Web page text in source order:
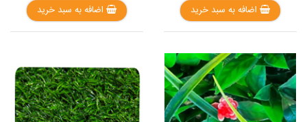
اضافه به سبد خرید اضافه به سبد خرید